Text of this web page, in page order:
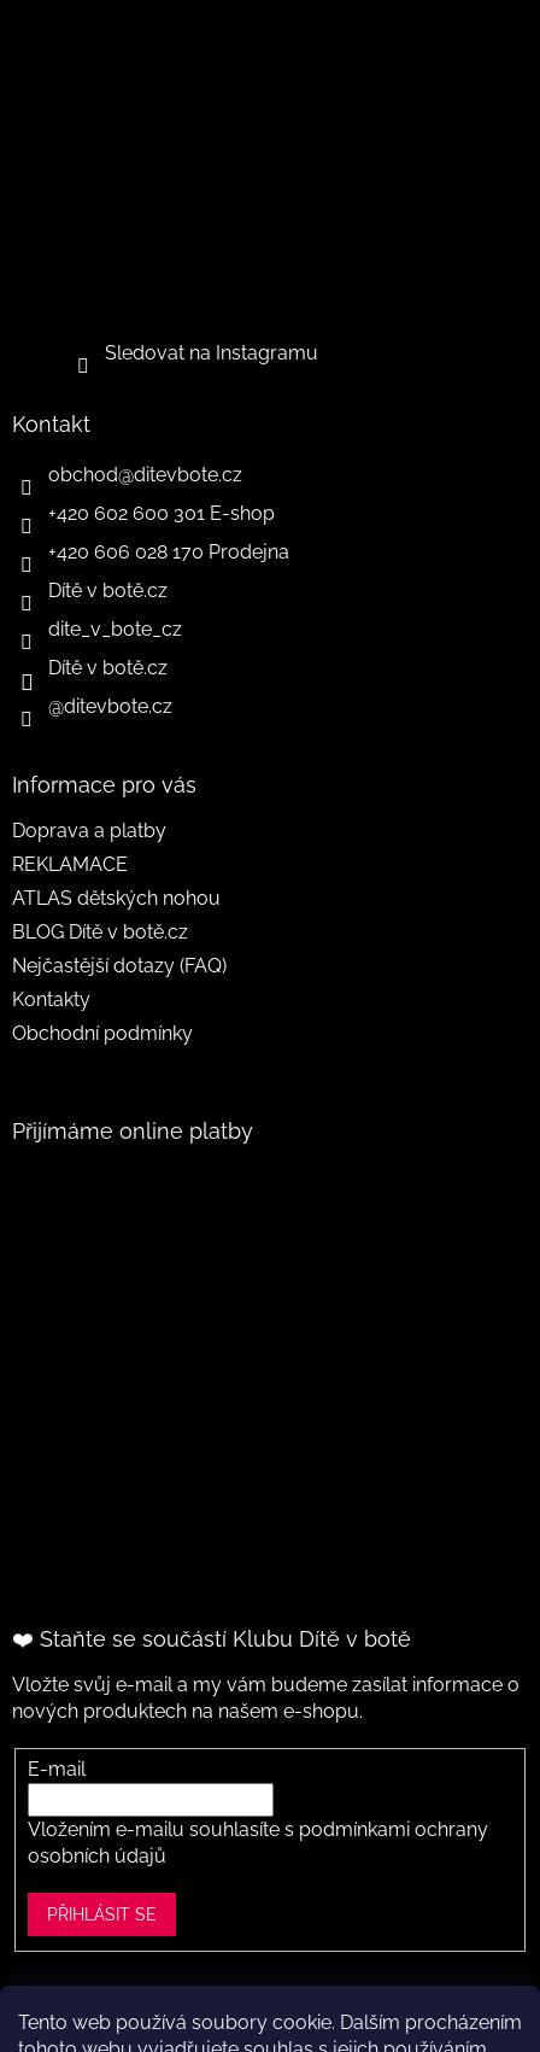
Tento web používá soubory cookie. Dalším procházením
Sledovat na Instagramu
Kontakt
obchod@ditevbote.cz
+420 602 600 301 E-shop
+420 606 028 170 Prodejna
Dítě v botě.cz
dite_v_bote_cz
Dítě v botě.cz
@ditevbote.cz
Informace pro vás
Doprava a platby
REKLAMACE
ATLAS dětských nohou
BLOG Dítě v botě.cz
Nejčastější dotazy (FAQ)
Kontakty
Obchodní podmínky
Přijímáme online platby
❤️ Staňte se součástí Klubu Dítě v botě
Vložte svůj e-mail a my vám budeme zasílat informace o
nových produktech na našem e-shopu.
E-mail
Vložením e-mailu souhlasíte s podmínkami ochrany
osobních údajů
PŘIHLÁSIT SE
Vytvořil Shoptet